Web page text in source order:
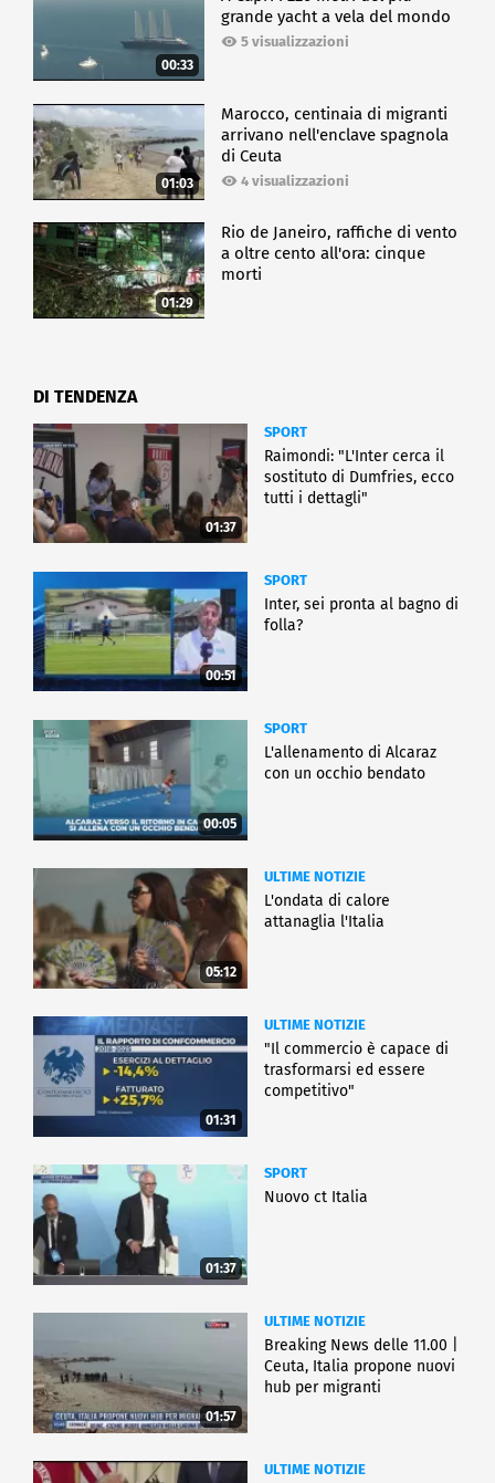
00:33
grande yacht a vela del mondo
5 visualizzazioni
01:03
Marocco, centinaia di migranti
arrivano nell'enclave spagnola
di Ceuta
4 visualizzazioni
01:29
Rio de Janeiro, raffiche di vento
a oltre cento all'ora: cinque
morti
DI TENDENZA
01:37
SPORT
Raimondi: "L'Inter cerca il
sostituto di Dumfries, ecco
tutti i dettagli"
00:51
SPORT
Inter, sei pronta al bagno di
folla?
00:05
SPORT
L'allenamento di Alcaraz
con un occhio bendato
05:12
ULTIME NOTIZIE
L'ondata di calore
attanaglia l'Italia
01:31
ULTIME NOTIZIE
"Il commercio è capace di
trasformarsi ed essere
competitivo"
01:37
SPORT
Nuovo ct Italia
01:57
ULTIME NOTIZIE
Breaking News delle 11.00 |
Ceuta, Italia propone nuovi
hub per migranti
ULTIME NOTIZIE